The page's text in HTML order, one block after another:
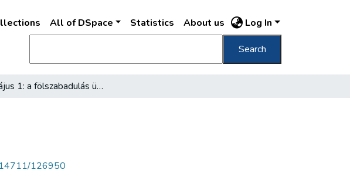
All of DSpace Statistics About us Log In
Search
Május 1: a fölszabadulás ünnepe
126950